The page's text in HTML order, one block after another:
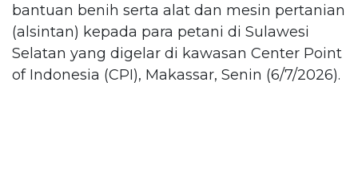
bantuan benih serta alat dan mesin pertanian
(alsintan) kepada para petani di Sulawesi
Selatan yang digelar di kawasan Center Point
of Indonesia (CPI), Makassar, Senin (6/7/2026).